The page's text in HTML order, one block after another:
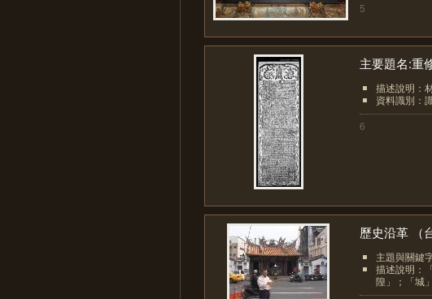
5
主要題名:重
描述說明：
資料識別：
6
歷史沿革 （
主題與關鍵
描述說明：
隍」；「城